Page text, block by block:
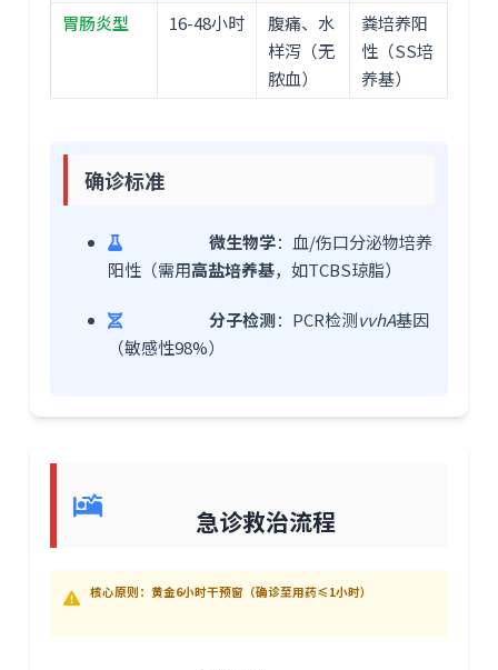
胃肠炎型
16-48小时
腹痛、水
样泻（无
脓血）
粪培养阳
性（SS培
养基）
确诊标准
微生物学：血/伤口分泌物培养
阳性（需用高盐培养基，如TCBS琼脂）
分子检测：PCR检测vvhA基因
（敏感性98%）
急诊救治流程
核心原则：黄金6小时干预窗（确诊至用药≤1小时）